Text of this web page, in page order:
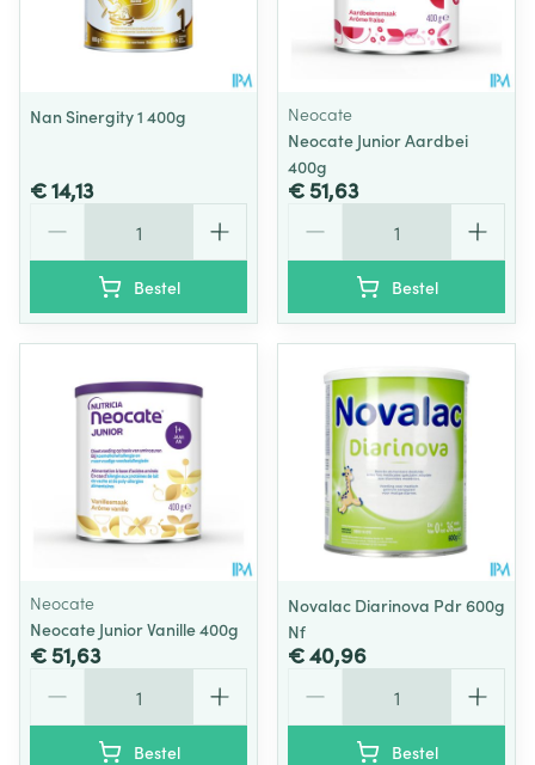
Nan Sinergity 1 400g
€ 14,13
Bestel
Neocate
Neocate Junior Aardbei
400g
€ 51,63
Bestel
Neocate
Neocate Junior Vanille 400g
€ 51,63
Bestel
Novalac Diarinova Pdr 600g
Nf
€ 40,96
Bestel